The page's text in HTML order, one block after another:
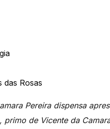
das Rosas
Pereira dispensa
primo de Vicente da